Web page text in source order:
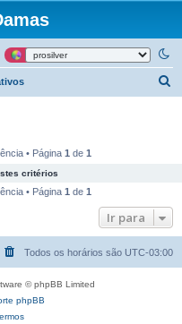
s
r
• Página 1 de 1
critérios
• Página 1 de 1
Ir para
Todos os horários são UTC-03:00
© phpBB Limited
phpBB